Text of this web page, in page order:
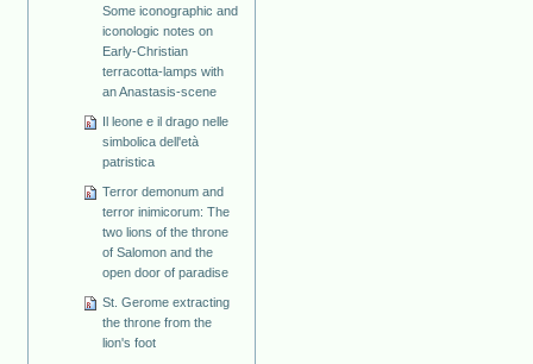
Some iconographic and
iconologic notes on
Early-Christian
terracotta-lamps with
an Anastasis-scene
Il leone e il drago nelle
simbolica dell'età
patristica
Terror demonum and
terror inimicorum: The
two lions of the throne
of Salomon and the
open door of paradise
St. Gerome extracting
the throne from the
lion's foot